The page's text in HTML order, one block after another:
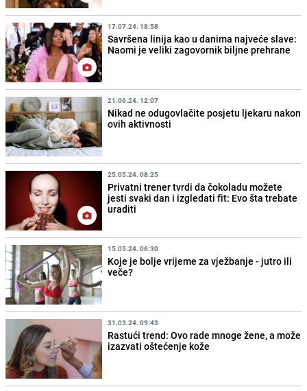
17.07.24. 18:58
Savršena linija kao u danima najveće slave:
Naomi je veliki zagovornik biljne prehrane
21.06.24. 12:07
Nikad ne odugovlačite posjetu ljekaru nakon
ovih aktivnosti
25.05.24. 08:25
Privatni trener tvrdi da čokoladu možete
jesti svaki dan i izgledati fit: Evo šta trebate
uraditi
15.05.24. 06:30
Koje je bolje vrijeme za vježbanje - jutro ili
veče?
31.03.24. 09:43
Rastući trend: Ovo rade mnoge žene, a može
izazvati oštećenje kože